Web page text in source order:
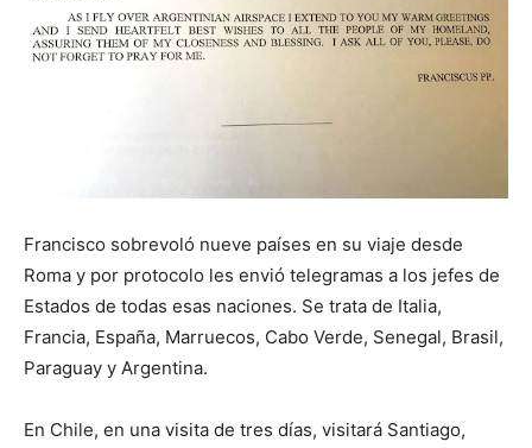
Francisco sobrevoló nueve países en su viaje desde
Roma y por protocolo les envió telegramas a los jefes de
Estados de todas esas naciones. Se trata de Italia,
Francia, España, Marruecos, Cabo Verde, Senegal, Brasil,
Paraguay y Argentina.
En Chile, en una visita de tres días, visitará Santiago,